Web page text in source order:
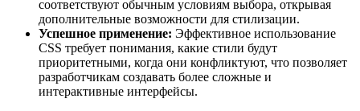
соответствуют обычным условиям выбора, открывая
дополнительные возможности для стилизации.
Успешное применение: Эффективное использование
CSS требует понимания, какие стили будут
приоритетными, когда они конфликтуют, что позволяет
разработчикам создавать более сложные и
интерактивные интерфейсы.